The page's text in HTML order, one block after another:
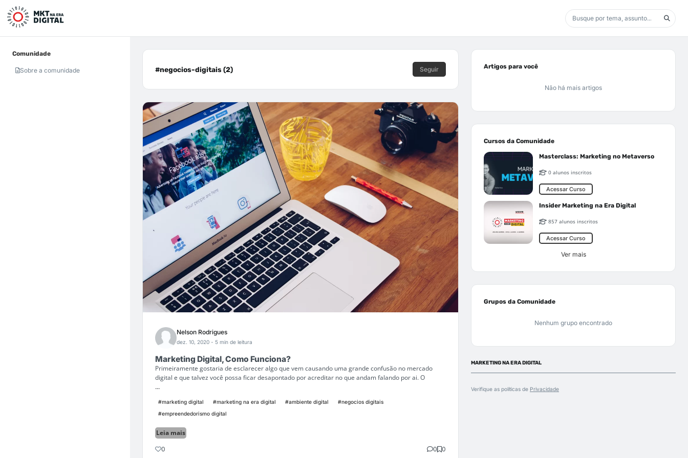
Comunidade
Sobre a comunidade #negocios-digitais (2) Seguir
Nelson Rodrigues
dez. 10, 2020 - 5 min de leitura
Marketing Digital, Como Funciona?
Primeiramente gostaria de esclarecer algo que vem causando uma grande confusão no mercado
digital e que talvez você possa ficar desapontado por acreditar no que andam falando por ai. O
...
#marketing digital #marketing na era digital #ambiente digital
#negocios digitais
#empreendedorismo digital
Leia mais
0 0 0
Artigos para você
Não há mais artigos
Cursos da Comunidade
Masterclass: Marketing no Metaverso
0 alunos inscritos
Acessar Curso
Insider Marketing na Era Digital
857 alunos inscritos
Acessar Curso
Ver mais
Grupos da Comunidade
Nenhum grupo encontrado
MARKETING NA ERA DIGITAL
Verifique as políticas de Privacidade